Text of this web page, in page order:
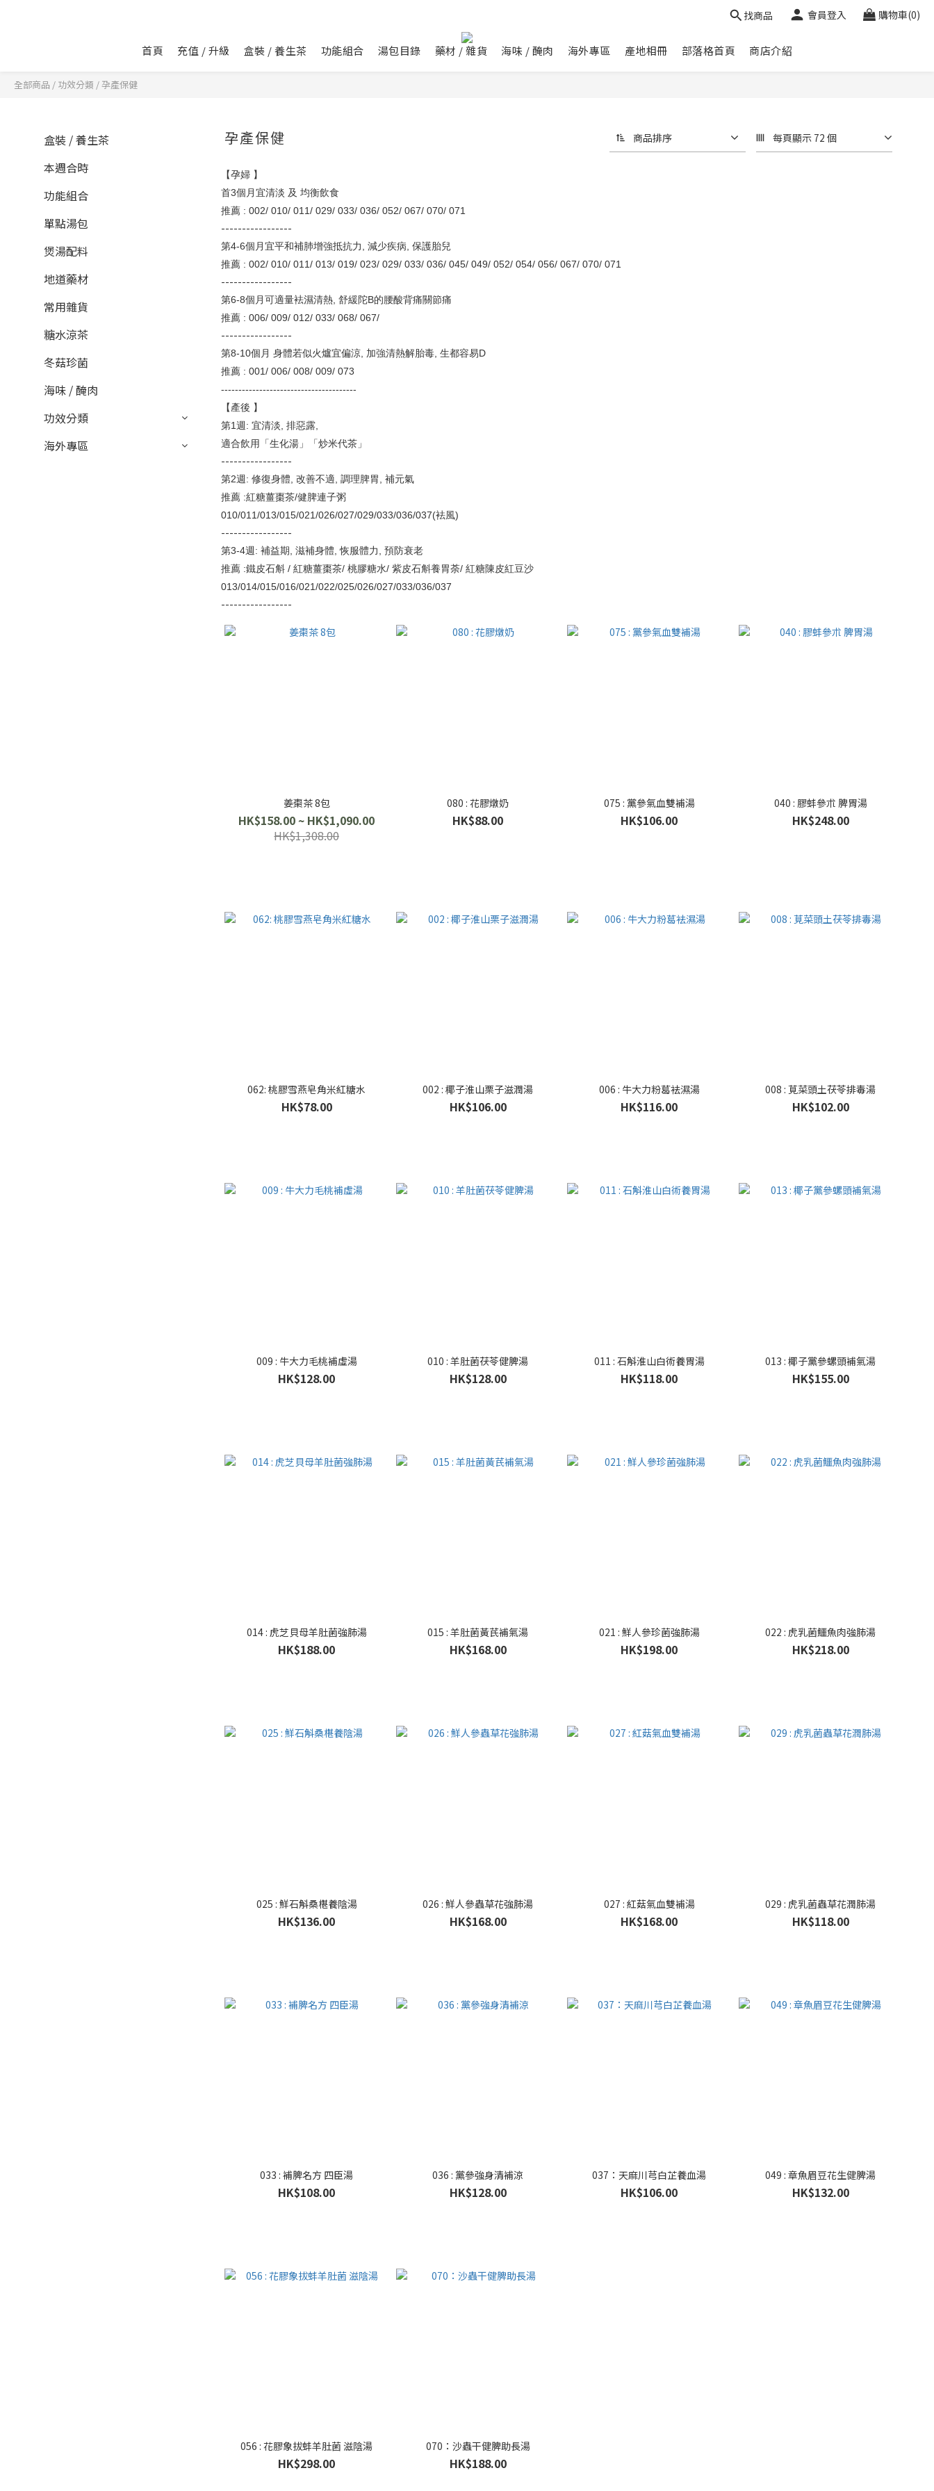
找商品 會員登入 購物車(0)
首頁 充值 / 升級 盒裝 / 養生茶 功能組合 湯包目錄 藥材 / 雜貨 海味 / 醃肉 海外專區 產地相冊 部落格首頁 商店介紹
全部商品 / 功效分類 /孕產保健
盒裝 / 養生茶
本週合時
功能組合
單點湯包
煲湯配料
地道藥材
常用雜貨
糖水涼茶
冬菇珍菌
海味 / 醃肉
功效分類
海外專區
孕產保健 商品排序 每頁顯示 72 個
【孕婦 】
首3個月宜清淡 及 均衡飲食
推薦 : 002/ 010/ 011/ 029/ 033/ 036/ 052/ 067/ 070/ 071
-----------------
第4-6個月宜平和補肺增強抵抗力, 減少疾病, 保護胎兒
推薦 :002/ 010/ 011/ 013/ 019/ 023/ 029/ 033/ 036/ 045/ 049/ 052/ 054/ 056/ 067/ 070/ 071
-----------------
第6-8個月可適量袪濕清熱, 舒緩陀B的腰酸背痛關節痛
推薦 : 006/ 009/ 012/ 033/ 068/067/
-----------------
第8-10個月 身體若似火爐宜偏涼, 加強清熱解胎毒, 生都容易D
推薦 : 001/ 006/ 008/ 009/ 073
---------------------------------------
【產後 】
第1週: 宜清淡, 排惡露,
適合飲用「生化湯」「炒米代茶」
-----------------
第2週: 修復身體, 改善不適, 調理脾胃, 補元氣
推薦 :紅糖薑棗茶/健脾連子粥
010/011/013/015/021/026/027/029/033/036/037(袪風)
-----------------
第3-4週: 補益期, 滋補身體, 恢服體力, 預防衰老
推薦 :鐵皮石斛 / 紅糖薑棗茶/ 桃膠糖水/ 紫皮石斛養胃荼/ 紅糖陳皮紅豆沙
013/014/015/016/021/022/025/026/027/033/036/037
-----------------
姜棗茶 8包
HK$158.00 ~ HK$1,090.00
HK$1,308.00
080 : 花膠燉奶
HK$88.00
075 : 黨參氣血雙補湯
HK$106.00
040 : 膠蚌參朮 脾胃湯
HK$248.00
062: 桃膠雪燕皂角米紅糖水
HK$78.00
002 : 椰子淮山栗子滋潤湯
HK$106.00
006 : 牛大力粉葛袪濕湯
HK$116.00
008 : 莧菜頭土茯苓排毒湯
HK$102.00
009 : 牛大力毛桃補虛湯
HK$128.00
010 : 羊肚菌茯苓健脾湯
HK$128.00
011 : 石斛淮山白術養胃湯
HK$118.00
013 : 椰子黨參螺頭補氣湯
HK$155.00
014 : 虎芝貝母羊肚菌強肺湯
HK$188.00
015 : 羊肚菌黃芪補氣湯
HK$168.00
021 : 鮮人參珍菌強肺湯
HK$198.00
022 : 虎乳菌鱷魚肉強肺湯
HK$218.00
025 : 鮮石斛桑椹養陰湯
HK$136.00
026 : 鮮人參蟲草花強肺湯
HK$168.00
027 : 紅菇氣血雙補湯
HK$168.00
029 : 虎乳菌蟲草花潤肺湯
HK$118.00
033 : 補脾名方 四臣湯
HK$108.00
036 : 黨參強身清補涼
HK$128.00
037：天麻川芎白芷養血湯
HK$106.00
049 : 章魚眉豆花生健脾湯
HK$132.00
056 : 花膠象拔蚌羊肚菌 滋陰湯
HK$298.00
070：沙蟲干健脾助長湯
HK$188.00